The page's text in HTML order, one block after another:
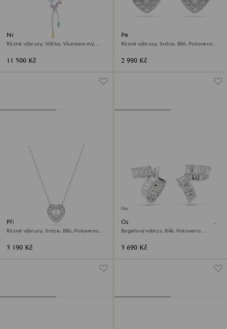
Náhrdelník Ariana Grande x
Swarovski
Různé výbrusy, Vážka, Vícebarevný,
11 500 Kč
Peckové náušnice Ariana
Grande x Swarovski
Různé výbrusy, Srdce, Bílá, Pokoveno
2 990 Kč
Přívěsek Ariana Grande x
Swarovski
Různé výbrusy, Srdce, Bílá, Pokoveno
3 190 Kč
Není na skladě
Ozdoby na ucho Ariana Grande
x Swarovski
Bagetový výbrus, Bílé, Pokoveno
3 690 Kč